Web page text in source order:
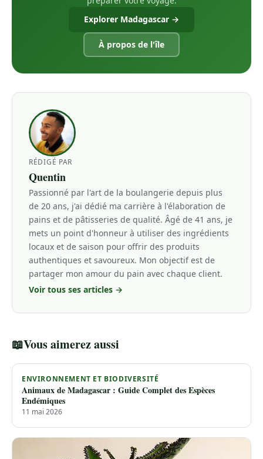
Explorer Madagascar →
À propos de l'île
RÉDIGÉ PAR
Quentin
Passionné par l'art de la boulangerie depuis plus
de 20 ans, j'ai dédié ma carrière à l'élaboration de
pains et de pâtisseries de qualité. Âgé de 41 ans, je
mets un point d'honneur à utiliser des ingrédients
locaux et de saison pour offrir des produits
authentiques et savoureux. Mon objectif est de
partager mon amour du pain avec chaque client.
Voir tous ses articles →
📖Vous aimerez aussi
ENVIRONNEMENT ET BIODIVERSITÉ
Animaux de Madagascar : Guide Complet des Espèces
Endémiques
11 mai 2026